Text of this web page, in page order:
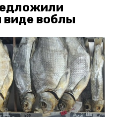
воблы